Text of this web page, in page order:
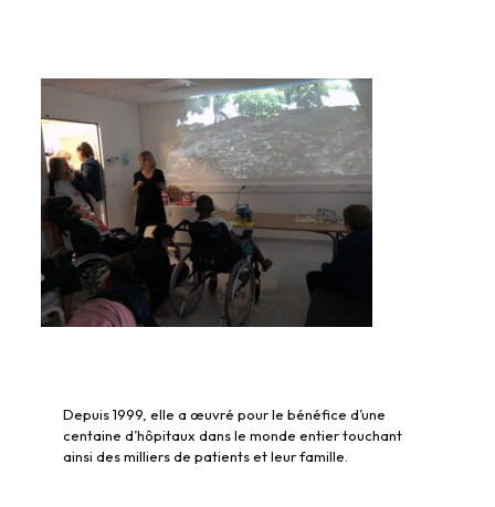
Depuis 1999, elle a œuvré pour le bénéfice d’une
centaine d’hôpitaux dans le monde entier touchant
ainsi des milliers de patients et leur famille.